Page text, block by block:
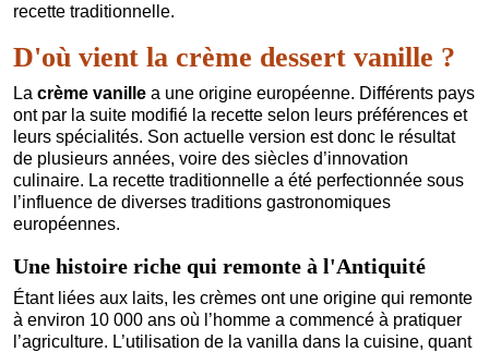
recette traditionnelle.
D'où vient la crème dessert vanille ?
La crème vanille a une origine européenne. Différents pays
ont par la suite modifié la recette selon leurs préférences et
leurs spécialités. Son actuelle version est donc le résultat
de plusieurs années, voire des siècles d’innovation
culinaire. La recette traditionnelle a été perfectionnée sous
l’influence de diverses traditions gastronomiques
européennes.
Une histoire riche qui remonte à l'Antiquité
Étant liées aux laits, les crèmes ont une origine qui remonte
à environ 10 000 ans où l’homme a commencé à pratiquer
l’agriculture. L’utilisation de la vanilla dans la cuisine, quant